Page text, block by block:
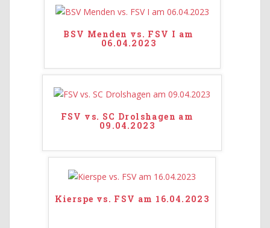
BSV Menden vs. FSV I am
06.04.2023
FSV vs. SC Drolshagen am
09.04.2023
Kierspe vs. FSV am 16.04.2023